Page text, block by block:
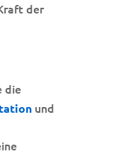
der
die
und